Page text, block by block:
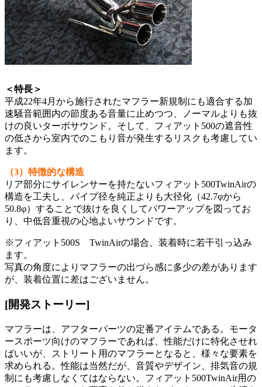
＜特長＞
平成22年4月から施行されたマフラー新規制にも適合する加
速騒音範囲内の節度ある音量に止めつつ、ノーマルよりも抜
けの良いターボサウンド。そして、フィアット500の遮音性
の低さから室内でのこもり音が発生するリスクも考慮してい
ます。
（3）特徴的な構造
リア部分にサイレンサーを持たないフィアット500TwinAirの
構造を工夫し、パイプ径を純正よりも大径化（42.7φから
50.8φ）することで抜けを良くしてパワーアップを図ってお
り、中低音重視の心地よいサウンドです。
※フィアット500S TwinAirの場合、装着時に若干引っ込み
ます。
写真の角度によりマフラーの出づら感に多少の差があります
が、装着位置に差はございません。
[開発ストーリー]
マフラーは、アフターパーツの定番アイテムである。モータ
ースポーツ向けのマフラーであれば、性能だけに特化させれ
ばいいが、ストリート用のマフラーとなると、様々な要素を
求められる。性能は当然だが、音質やデザイン、排気音の規
制にも考慮しなくてはならない。フィアット500TwinAir用の